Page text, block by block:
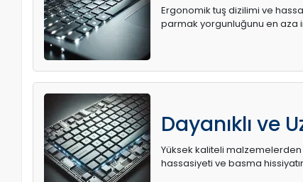
Ergonomik tuş dizilimi ve
parmak yorgunluğunu en aza
Dayanıklı ve
Yüksek kaliteli malzemelerden
hassasiyeti ve basma